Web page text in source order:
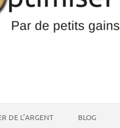
DE L’ARGENT BLOG